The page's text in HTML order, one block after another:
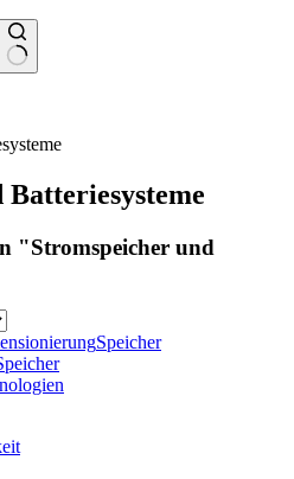
"Stromspeicher und
Speicher